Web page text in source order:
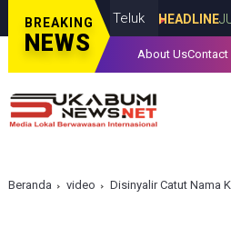
BREAKING
NEWS
Negara Teluk HEADLINEJULY
About UsContact
Beranda video Disinyalir Catut Nama KH Aang Abdullah